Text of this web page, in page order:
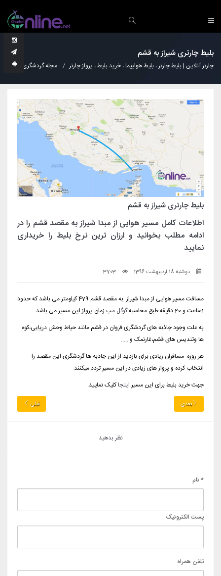
بلیط چارتری شیراز به قشم
چارتر آنلاین | بلیط چارتر ، بلیط هواپیما ، خرید بلیط ، پرواز چارتر مجله گردشگری
بلیط چارتری شیراز به قشم
اطلاعات کامل مسیر هوایی از مبدا شیراز به مقصد قشم را در
ادامه مطلب بخوانید و ارزان ترین نرخ بلیط را خریداری
نمایید
دوشنبه 18 اردیبهشت 1396 3703
مسافت مسیر هوایی از مبدا شیراز به مقصد قشم 479 کیلومتر می باشد که حدود
1ساعت و 20 دقیقه طبق محاسبه
گوگل مپ زمان پرواز این مسیر می باشد
به علت وجود جاذبه های گردشگری فروان در قشم مانند حیاط وحش دریایی،کوه
ها وتندیس های قشم،غارنمک و .....
هر روزه مسافران زیادی برای بازدید از این جاذبه ها گردشگری این مقصد را
انتخاب کرده و پرواز های زیادی در این مسیر تردد میکنند.
جهت خرید بلیط برای این مسیراینجاکلیک نمایید.
بعدی قبلی
نظر بدهید
* نام
پست الکترونیک
تلفن همراه